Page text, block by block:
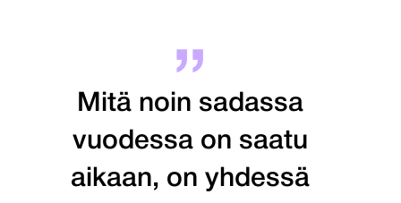
Mitä noin sadassa
vuodessa on saatu
aikaan, on yhdessä